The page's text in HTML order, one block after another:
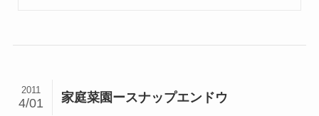
家庭菜園ースナップエンドウ
2011
4/01